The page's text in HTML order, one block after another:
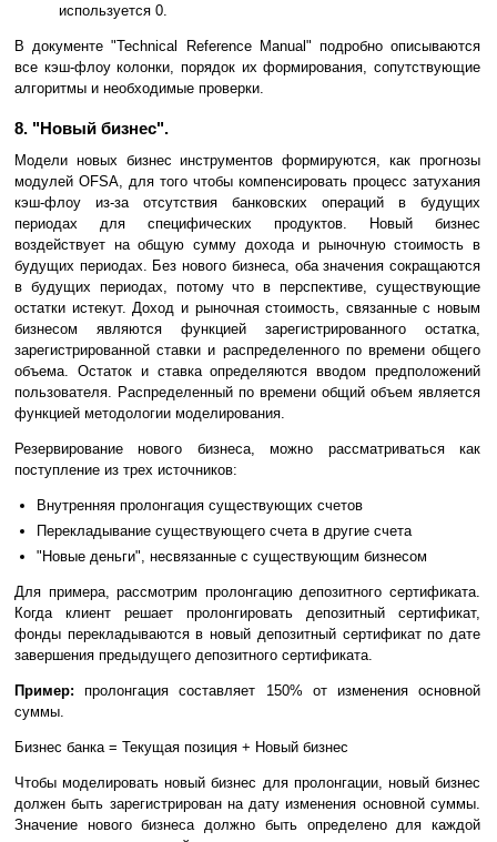
используется 0.
В документе "Technical Reference Manual" подробно описываются
все кэш-флоу колонки, порядок их формирования, сопутствующие
алгоритмы и необходимые проверки.
8. "Новый бизнес".
Модели новых бизнес инструментов формируются, как прогнозы
модулей OFSA, для того чтобы компенсировать процесс затухания
кэш-флоу из-за отсутствия банковских операций в будущих
периодах для специфических продуктов. Новый бизнес
воздействует на общую сумму дохода и рыночную стоимость в
будущих периодах. Без нового бизнеса, оба значения сокращаются
в будущих периодах, потому что в перспективе, существующие
остатки истекут. Доход и рыночная стоимость, связанные с новым
бизнесом являются функцией зарегистрированного остатка,
зарегистрированной ставки и распределенного по времени общего
объема. Остаток и ставка определяются вводом предположений
пользователя. Распределенный по времени общий объем является
функцией методологии моделирования.
Резервирование нового бизнеса, можно рассматриваться как
поступление из трех источников:
Внутренняя пролонгация существующих счетов
Перекладывание существующего счета в другие счета
"Новые деньги", несвязанные с существующим бизнесом
Для примера, рассмотрим пролонгацию депозитного сертификата.
Когда клиент решает пролонгировать депозитный сертификат,
фонды перекладываются в новый депозитный сертификат по дате
завершения предыдущего депозитного сертификата.
Пример: пролонгация составляет 150% от изменения основной
суммы.
Бизнес банка = Текущая позиция + Новый бизнес
Чтобы моделировать новый бизнес для пролонгации, новый бизнес
должен быть зарегистрирован на дату изменения основной суммы.
Значение нового бизнеса должно быть определено для каждой